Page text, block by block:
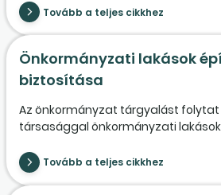
Tovább a teljes cikkhez
Önkormányzati lakások
biztosítása
Az önkormányzat tárgyalást
társasággal önkormányzati
Tovább a teljes cikkhez